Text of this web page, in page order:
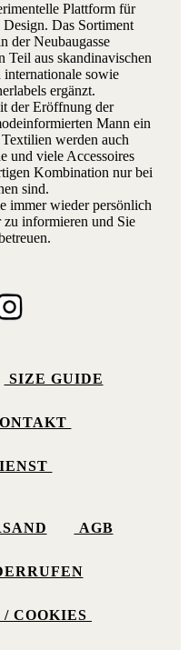
Plattform für
Das Sortiment
der Neubaugasse
Teil aus skandinavischen
sowie
ergänzt.
der Eröffnung der
Mann ein
werden auch
und viele Accessoires
Kombination nur bei
sind.
immer wieder persönlich
zu informieren und Sie
SIZE GUIDE
AGB
COOKIES